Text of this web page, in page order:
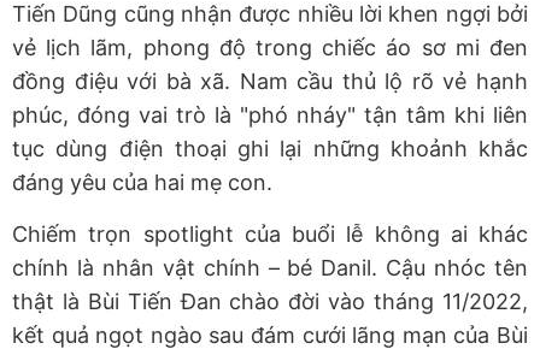
Tiến Dũng cũng nhận được nhiều lời khen ngợi bởi
vẻ lịch lãm, phong độ trong chiếc áo sơ mi đen
đồng điệu với bà xã. Nam cầu thủ lộ rõ vẻ hạnh
phúc, đóng vai trò là "phó nháy" tận tâm khi liên
tục dùng điện thoại ghi lại những khoảnh khắc
đáng yêu của hai mẹ con.
Chiếm trọn spotlight của buổi lễ không ai khác
chính là nhân vật chính – bé Danil. Cậu nhóc tên
thật là Bùi Tiến Đan chào đời vào tháng 11/2022,
kết quả ngọt ngào sau đám cưới lãng mạn của Bùi